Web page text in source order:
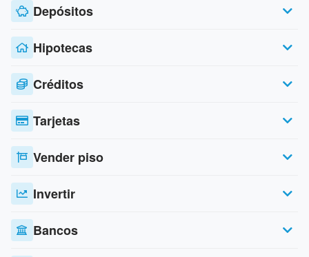
Depósitos
Hipotecas
Créditos
Tarjetas
Vender piso
Invertir
Bancos